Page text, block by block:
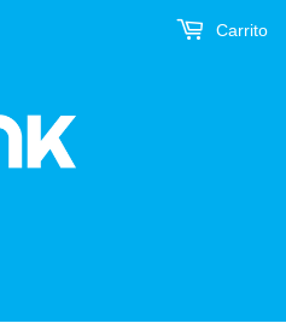
Carrito